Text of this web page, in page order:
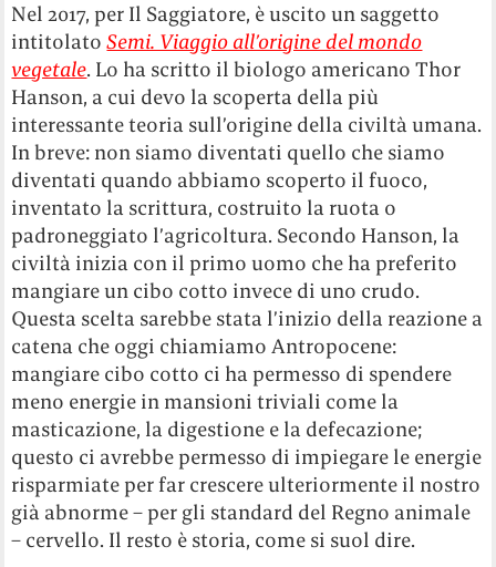
Nel 2017, per Il Saggiatore, è uscito un saggetto
intitolatoSemi. Viaggio all’origine del mondo
vegetale. Lo ha scritto il biologo americano Thor
Hanson, a cui devo la scoperta della più
interessante teoria sull’origine della civiltà umana.
In breve: non siamo diventati quello che siamo
diventati quando abbiamo scoperto il fuoco,
inventato la scrittura, costruito la ruota o
padroneggiato l’agricoltura. Secondo Hanson, la
civiltà inizia con il primo uomo che ha preferito
mangiare un cibo cotto invece di uno crudo.
Questa scelta sarebbe stata l’inizio della reazione a
catena che oggi chiamiamo Antropocene:
mangiare cibo cotto ci ha permesso di spendere
meno energie in mansioni triviali come la
masticazione, la digestione e la defecazione;
questo ci avrebbe permesso di impiegare le energie
risparmiate per far crescere ulteriormente il nostro
già abnorme – per gli standard del Regno animale
– cervello. Il resto è storia, come si suol dire.